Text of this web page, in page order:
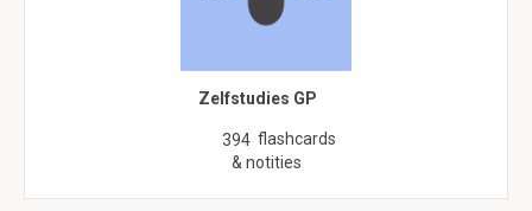
Zelfstudies GP
394 flashcards
& notities